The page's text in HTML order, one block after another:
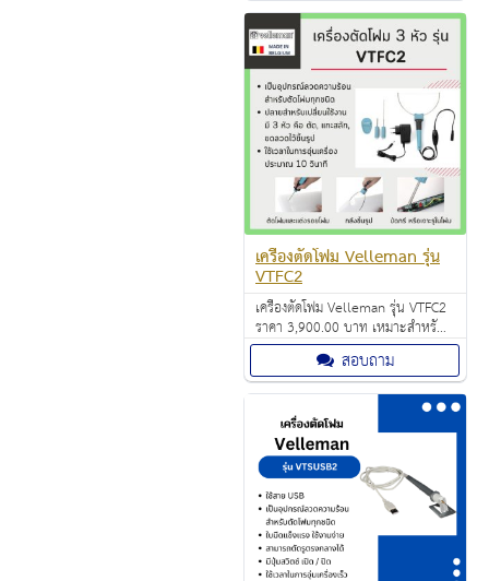
เครื่องตัดโฟม Velleman รุ่น
VTFC2
เครื่องตัดโฟม Velleman รุ่น VTFC2
ราคา 3,900.00 บาท เหมาะสำหรับ
งานโรงเรียน งานอดิเรก งานฝีมือ งาน
เทศกาล งาน DIYสอบถาม